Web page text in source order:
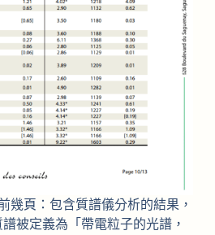
幾頁：包含質譜儀分析的結果，
被定義為「帶電粒子的光譜，